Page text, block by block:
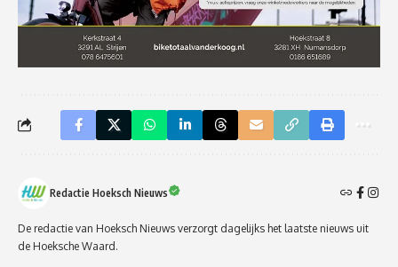
Redactie Hoeksch Nieuws
De redactie van Hoeksch Nieuws verzorgt dagelijks het laatste nieuws uit
de Hoeksche Waard.